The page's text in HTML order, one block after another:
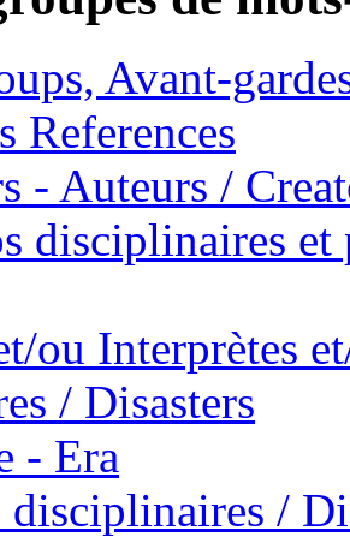
Avant-
References
- Auteurs /
disciplinaires
ou Interprètes
/ Disasters
- Era
disciplinaires /